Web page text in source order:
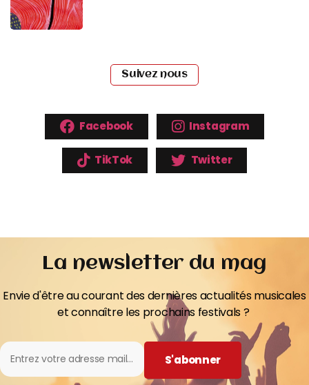
Suivez nous
Facebook Instagram
TikTok Twitter
La newsletter du mag
Envie d'être au courant des dernières actualités musicales
et connaître les prochains festivals ?
S'abonner